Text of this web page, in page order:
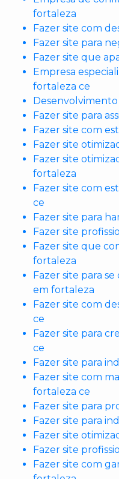
fortaleza
Fazer site com
Fazer site para
Fazer site que
Empresa
fortaleza ce
Fazer site para
Fazer site com
Fazer site
Fazer site
fortaleza
Fazer site com
ce
Fazer site para
Fazer site
Fazer site que
fortaleza
Fazer site para
em fortaleza
Fazer site com
ce
Fazer site para
ce
Fazer site para
Fazer site com
fortaleza ce
Fazer site para
Fazer site para
Fazer site
Fazer site
Fazer site com